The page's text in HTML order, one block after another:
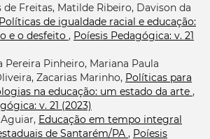
de Freitas, Matilde Ribeiro, Davison da
Políticas de igualdade racial e educação:
e o desfeito , Poíesis Pedagógica: v. 21
Pereira Pinheiro, Mariana Paula
Zacarias Marinho, Políticas para
na educação: um estado da arte ,
v. 21 (2023)
Educação em tempo integral
de Santarém/PA , Poíesis